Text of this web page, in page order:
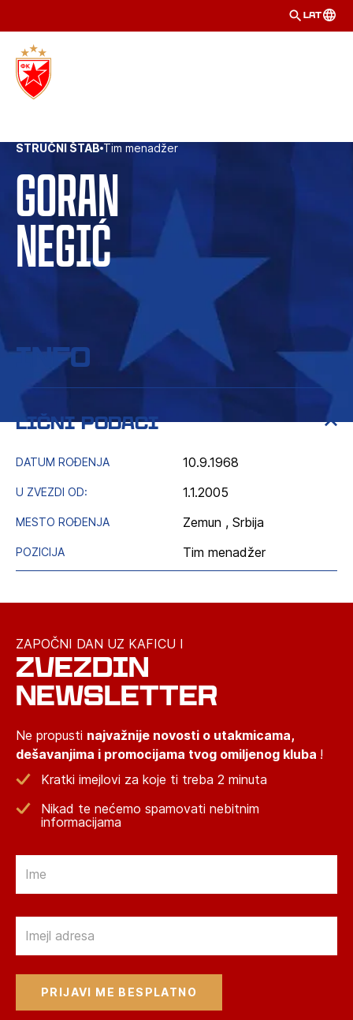
LAT
STRUČNI ŠTAB Tim menadžer
Goran
Negić
info
lični podaci
DATUM ROĐENJA 10.9.1968
U ZVEZDI OD: 1.1.2005
MESTO ROĐENJA Zemun , Srbija
POZICIJA Tim menadžer
ZAPOČNI DAN UZ KAFICU I
ZVEZDIN
NEWSLETTER
Ne propusti najvažnije novosti o utakmicama,
dešavanjima i promocijama tvog omiljenog kluba !
Kratki imejlovi za koje ti treba 2 minuta
Nikad te nećemo spamovati nebitnim
informacijama